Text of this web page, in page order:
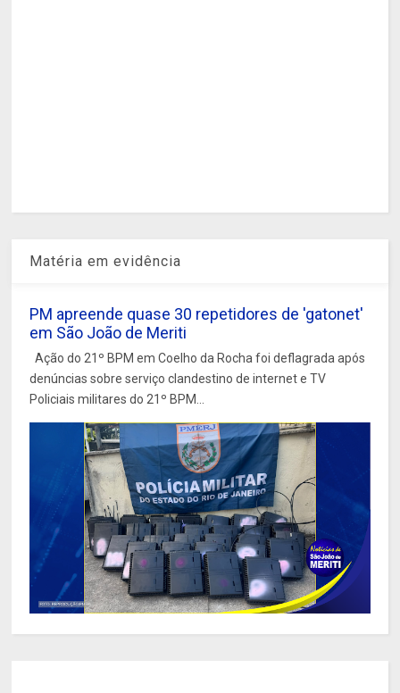
Matéria em evidência
PM apreende quase 30 repetidores de 'gatonet'
em São João de Meriti
Ação do 21º BPM em Coelho da Rocha foi deflagrada após
denúncias sobre serviço clandestino de internet e TV
Policiais militares do 21º BPM...